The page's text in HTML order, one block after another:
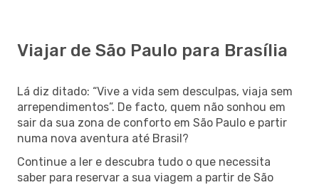
Viajar de São Paulo para Brasília
Lá diz ditado: “Vive a vida sem desculpas, viaja sem
arrependimentos”. De facto, quem não sonhou em
sair da sua zona de conforto em São Paulo e partir
numa nova aventura até Brasil?
Continue a ler e descubra tudo o que necessita
saber para reservar a sua viagem a partir de São